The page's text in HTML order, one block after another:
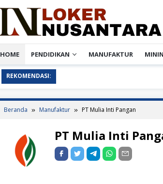
HOME PENDIDIKAN MANUFAKTUR
REKOMENDASI:
Beranda Manufaktur PT Mulia Inti Pangan
PT Mulia Inti